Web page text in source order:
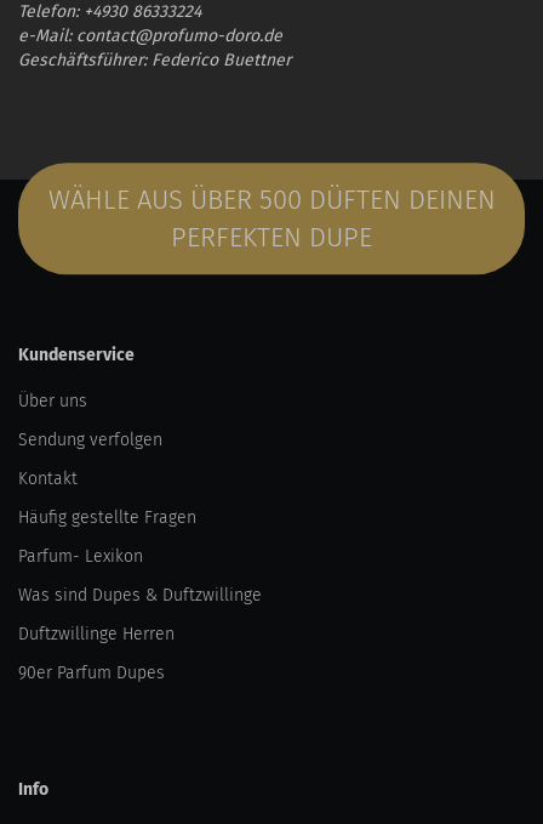
Telefon: +4930 86333224
e-Mail: contact@profumo-doro.de
Geschäftsführer: Federico Buettner
WÄHLE AUS ÜBER 500 DÜFTEN DEINEN
PERFEKTEN DUPE
Kundenservice
Über uns
Sendung verfolgen
Kontakt
Häufig gestellte Fragen
Parfum- Lexikon
Was sind Dupes & Duftzwillinge
Duftzwillinge Herren
90er Parfum Dupes
Info